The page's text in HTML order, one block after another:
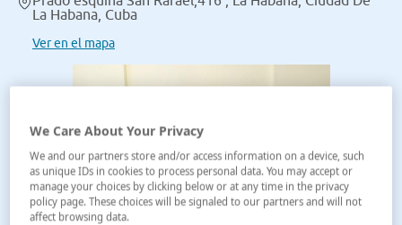
La Habana, Cuba
Ver en el mapa
We Care About Your Privacy
We and our partners store and/or access information on a device, such
as unique IDs in cookies to process personal data. You may accept or
manage your choices by clicking below or at any time in the privacy
policy page. These choices will be signaled to our partners and will not
affect browsing data.